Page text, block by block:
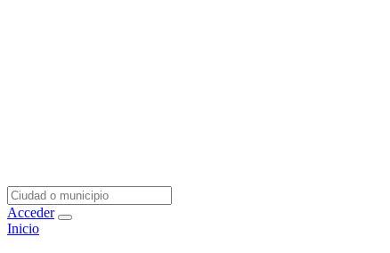
Acceder
Inicio